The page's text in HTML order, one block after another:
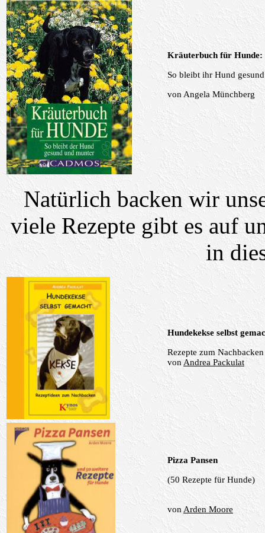
Kräuterbuch für Hunde:
So bleibt ihr Hund
von Angela Münchberg
Natürlich backen wir
viele Rezepte gibt es auf
in
Hundekekse selbst
Rezepte zum Nachbacken
von Andrea Packulat
Pizza Pansen
(50 Rezepte für Hunde)
von Arden Moore